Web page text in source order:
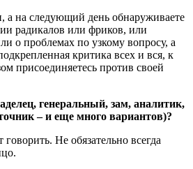
а на следующий день обнаруживаете
радикалов или фриков, или
о проблемах по узкому вопросу, а
критика всех и вся, к
присоединяетесь против своей
генеральный, зам, аналитик,
– и еще много вариантов)?
Не обязательно всегда